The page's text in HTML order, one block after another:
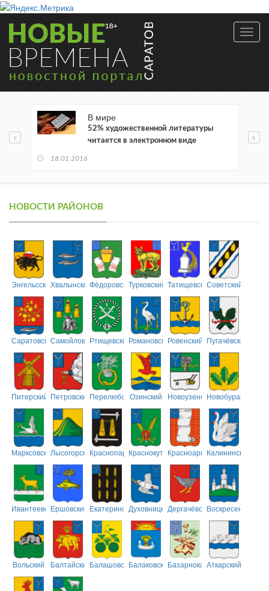
В мире
52% художественной литературы
читается в электронном виде
18.01.2016
НОВОСТИ РАЙОНОВ
ЭнгельсскийХвалынскийФёдоровскийТурковский ТатищевскийСоветский
СаратовскийСамойловскийРтищевскийРомановскийРовенский Пугачёвский
Питерский ПетровскийПерелюбскийОзинский НовоузенскийНовобурасский
МарксовскийЛысогорскийКраснопартизанский
КраснокутскийКрасноармейский
Калининский
ИвантеевскийЕршовский ЕкатериновскийДуховницкийДергачёвскийВоскресенский
Вольский БалтайскийБалашовскийБалаковскийБазарнокарабулакский
Аткарский